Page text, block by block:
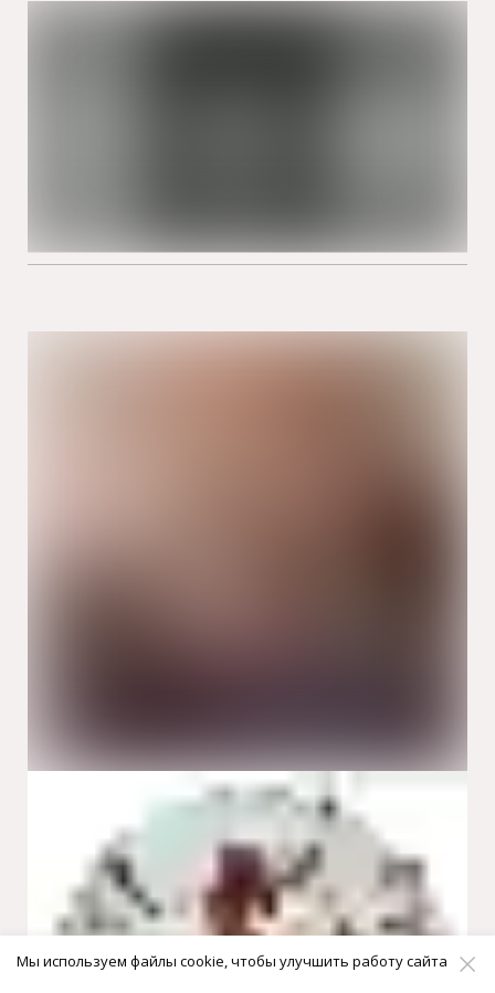
Мы используем файлы cookie, чтобы улучшить работу сайта